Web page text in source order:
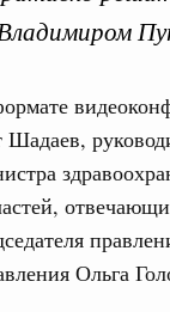
Шадаев,
Ольга
в сфере научных
НДФЛ